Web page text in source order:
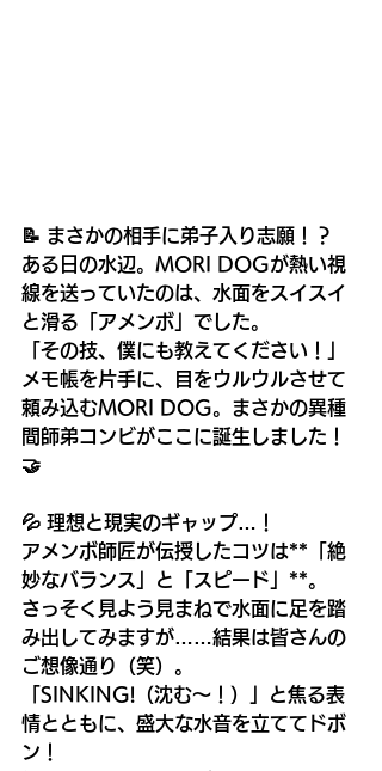
📝 まさかの相手に弟子入り志願！？
ある日の水辺。MORI DOGが熱い視
線を送っていたのは、水面をスイスイ
と滑る「アメンボ」でした。
「その技、僕にも教えてください！」
メモ帳を片手に、目をウルウルさせて
頼み込むMORI DOG。まさかの異種
間師弟コンビがここに誕生しました！
🤝
💦 理想と現実のギャップ…！
アメンボ師匠が伝授したコツは**「絶
妙なバランス」と「スピード」**。
さっそく見よう見まねで水面に足を踏
み出してみますが……結果は皆さんの
ご想像通り（笑）。
「SINKING!（沈む〜！）」と焦る表
情とともに、盛大な水音を立ててドボ
ン！